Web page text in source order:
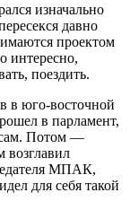
изначально
давно
проектом
интересно,
поездить.
в юго-восточной
в парламент,
Потом —
возглавил
МПАК,
для себя такой